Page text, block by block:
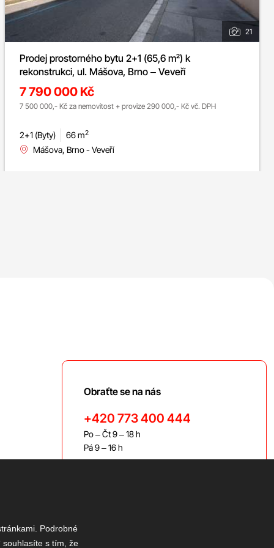
21
Prodej prostorného bytu 2+1 (65,6 m²) k
rekonstrukci, ul. Mášova, Brno – Veveří
7 790 000 Kč
7 500 000,- Kč za nemovitost + provize 290 000,- Kč vč. DPH
2+1 (Byty) 66 m2
Mášova, Brno - Veveří
Obraťte se na nás
+420 773 400 444
Po – Čt 9 – 18 h
Pá 9 – 16 h
Podrobné
souhlasíte s tím, že